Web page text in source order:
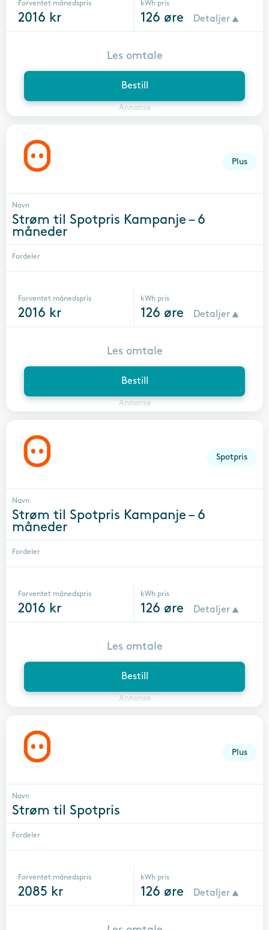
Forventet månedspris
2016 kr
kWh pris
126 øre Detaljer
Bestill
Annonse
Les omtale
Plus
Navn
Strøm til Spotpris Kampanje – 6
måneder
Fordeler
Forventet månedspris
2016 kr
kWh pris
126 øre Detaljer
Bestill
Annonse
Les omtale
Spotpris
Navn
Strøm til Spotpris Kampanje – 6
måneder
Fordeler
Forventet månedspris
2016 kr
kWh pris
126 øre Detaljer
Bestill
Annonse
Les omtale
Plus
Navn
Strøm til Spotpris
Fordeler
Forventet månedspris
2085 kr
kWh pris
126 øre Detaljer